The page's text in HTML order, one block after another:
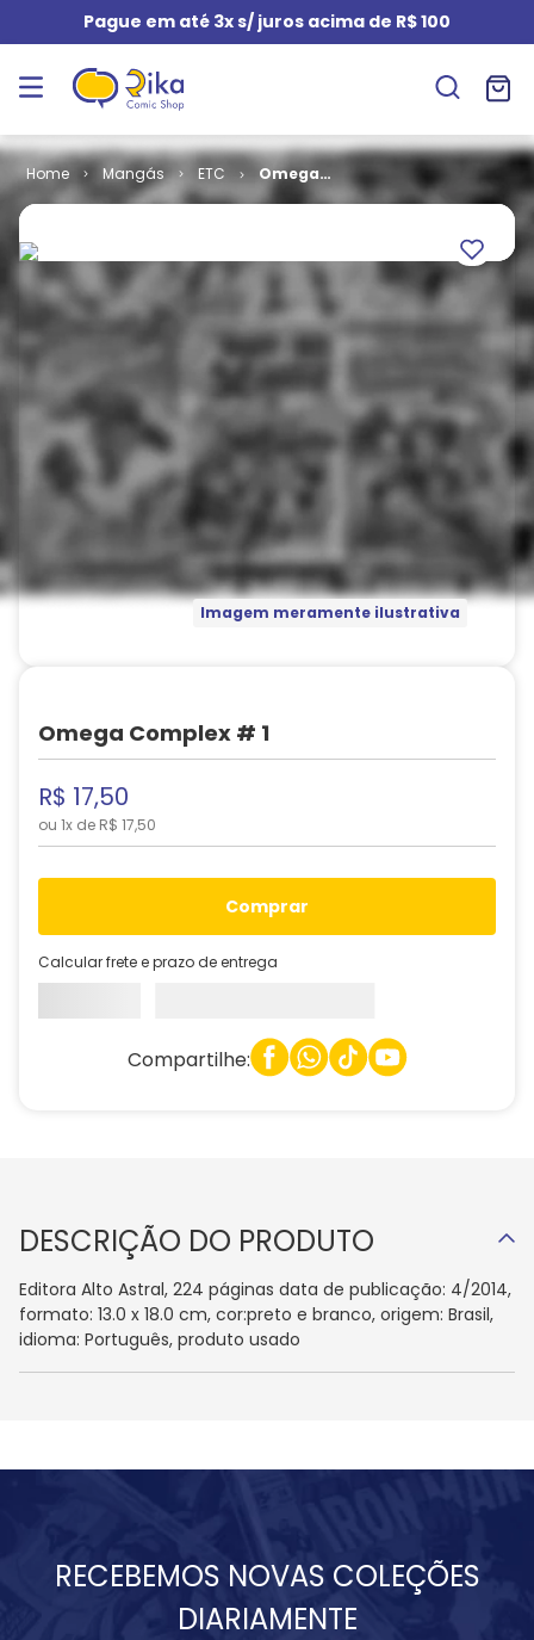
Pague em até 3x s/ juros acima de R$ 100
Mangás ETC
Omega
Complex # 1
Imagem meramente ilustrativa
Omega Complex # 1
R$ 17,50
ou 1x de R$ 17,50
comprar
Calcular frete e prazo de entrega
Compartilhe:
DESCRIÇÃO DO PRODUTO
Editora Alto Astral, 224 páginas data de publicação: 4/2014,
formato: 13.0 x 18.0 cm, cor:preto e branco, origem: Brasil,
idioma: Português, produto usado
RECEBEMOS NOVAS COLEÇÕES
DIARIAMENTE